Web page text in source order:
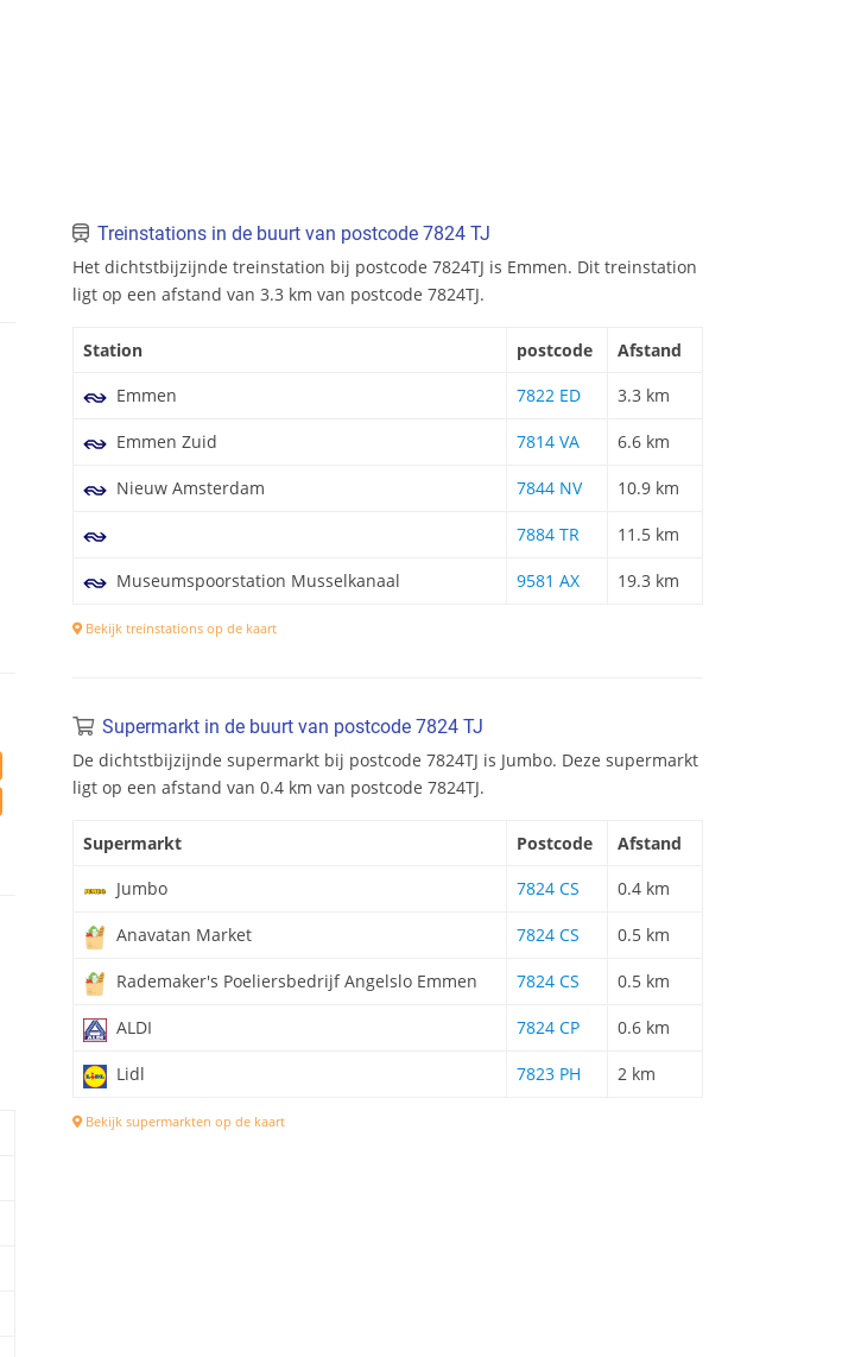
Treinstations in de buurt van postcode 7824 TJ
Het dichtstbijzijnde treinstation bij postcode 7824TJ is Emmen. Dit treinstation
ligt op een afstand van 3.3 km van postcode 7824TJ.
Station postcode
Afstand
Emmen
7822 ED 3.3 km
Emmen Zuid 7814 VA 6.6 km
Nieuw Amsterdam 7844 NV 10.9 km
7884 TR 11.5 km
Museumspoorstation Musselkanaal 9581 AX 19.3 km
Bekijk treinstations op de kaart
Supermarkt in de buurt van postcode 7824 TJ
De dichtstbijzijnde supermarkt bij postcode 7824TJ is Jumbo. Deze supermarkt
ligt op een afstand van 0.4 km van postcode 7824TJ.
Supermarkt Postcode
Afstand
Jumbo
7824 CS 0.4 km
Anavatan Market 7824 CS 0.5 km
Rademaker's Poeliersbedrijf Angelslo Emmen 7824 CS 0.5 km
ALDI 7824 CP 0.6 km
Lidl 7823 PH 2 km
Bekijk supermarkten op de kaart